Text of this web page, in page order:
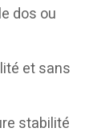
dos ou
et sans
stabilité